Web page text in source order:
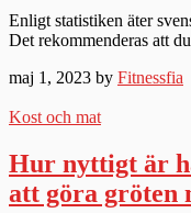
Enligt statistiken äter
Det rekommenderas att
maj 1, 2023 by Fitnessfia
Kost och mat
Hur nyttigt är
att göra gröten